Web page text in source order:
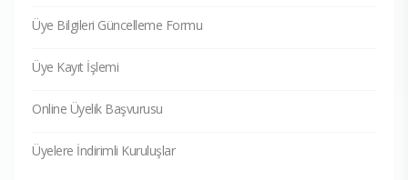
Üye Bilgileri Güncelleme Formu
Üye Kayıt İşlemi
Online Üyelik Başvurusu
Üyelere İndirimli Kuruluşlar